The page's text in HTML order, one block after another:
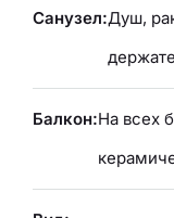
Санузел:Душ,
Балкон:На всех